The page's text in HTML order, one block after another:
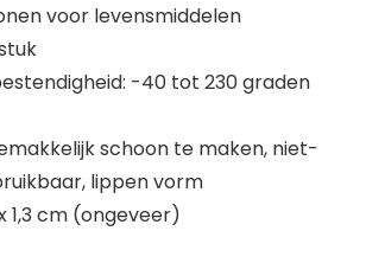
voor levensmiddelen
-40 tot 230 graden
schoon te maken, niet-
lippen vorm
1,3 cm (ongeveer)